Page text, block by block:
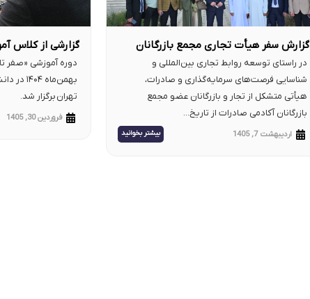
گزارش سفر هیأت تجاری مجمع بازرگانان
آکادمی صادرات به عمان
در راستای توسعه روابط تجاری بین‌المللی و
شناسایی فرصت‌های سرمایه‌گذاری و صادرات،
هیأتی متشکل از تجار و بازرگانان عضو مجمع
بازرگانان آکادمی صادرات از تاریخ...
اردیبهشت 7, 1405 بیشتر بخوانید
گزارشی از کلاس
صادرات»
بهمن‌ماه
تهران برگزار شد.
فروردین 30, 1405